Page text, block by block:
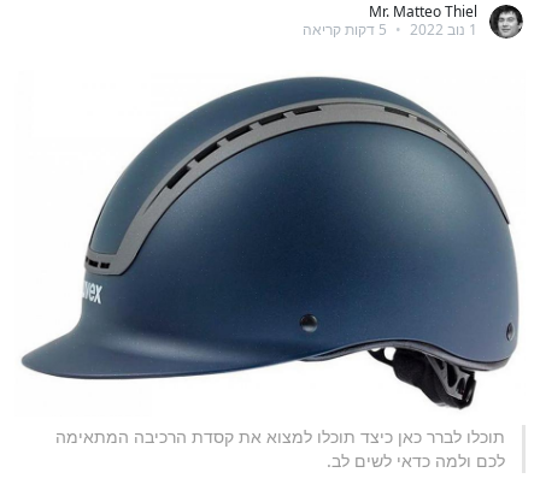
Mr. Matteo Thiel
1 נוב 2022
•
תוכלו לברר כאן כיצד תוכלו למצוא את קסדת הרכיבה המתאימה
לכם ולמה כדאי לשים לב.